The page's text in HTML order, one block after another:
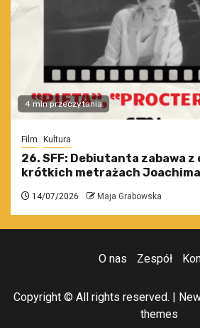
4 min przeczytania
Film Kultura
26. SFF: Debiutanta zabawa z
krótkich metrażach
14/07/2026 Maja Grabowska
O nas Zespół
Copyright © All rights reserved. |
themes